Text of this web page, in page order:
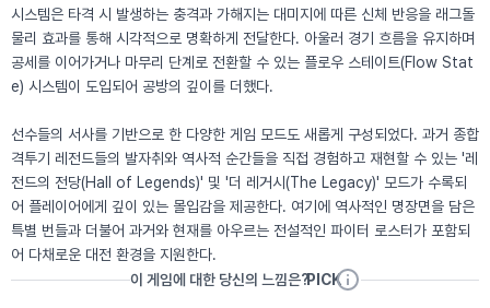
시스템은 타격 시 발생하는 충격과 가해지는 대미지에 따른 신체 반응을 래그돌
물리 효과를 통해 시각적으로 명확하게 전달한다. 아울러 경기 흐름을 유지하며
공세를 이어가거나 마무리 단계로 전환할 수 있는 플로우 스테이트(Flow Stat
e) 시스템이 도입되어 공방의 깊이를 더했다.
선수들의 서사를 기반으로 한 다양한 게임 모드도 새롭게 구성되었다. 과거 종합
격투기 레전드들의 발자취와 역사적 순간들을 직접 경험하고 재현할 수 있는 '레
전드의 전당(Hall of Legends)' 및 '더 레거시(The Legacy)' 모드가 수록되
어 플레이어에게 깊이 있는 몰입감을 제공한다. 여기에 역사적인 명장면을 담은
특별 번들과 더불어 과거와 현재를 아우르는 전설적인 파이터 로스터가 포함되
어 다채로운 대전 환경을 지원한다.
이 게임에 대한 당신의 느낌은?PICK